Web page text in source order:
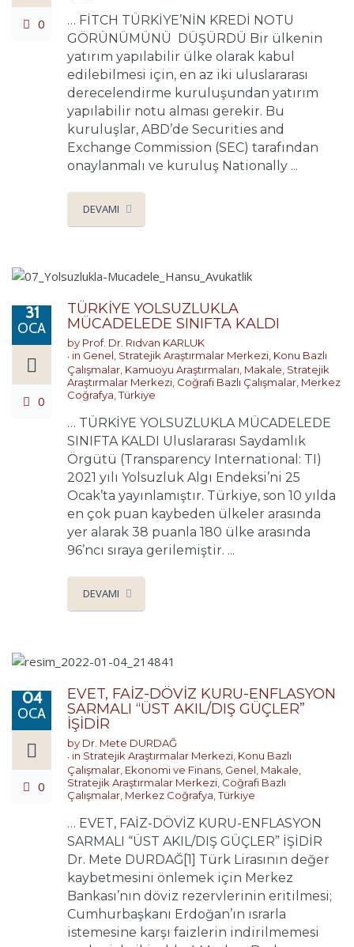
0
… FİTCH TÜRKİYE’NİN KREDİ NOTU
GÖRÜNÜMÜNÜ DÜŞÜRDÜ Bir ülkenin
yatırım yapılabilir ülke olarak kabul
edilebilmesi için, en az iki uluslararası
derecelendirme kuruluşundan yatırım
yapılabilir notu alması gerekir. Bu
kuruluşlar, ABD’de Securities and
Exchange Commission (SEC) tarafından
onaylanmalı ve kuruluş Nationally ...
DEVAMI
31
OCA
0
TÜRKİYE YOLSUZLUKLA
MÜCADELEDE SINIFTA KALDI
by Prof. Dr. Rıdvan KARLUK
in Genel, Stratejik Araştırmalar Merkezi, Konu Bazlı
Çalışmalar, Kamuoyu Araştırmaları, Makale, Stratejik
Araştırmalar Merkezi, Coğrafi Bazlı Çalışmalar, Merkez
Coğrafya,Türkiye
… TÜRKİYE YOLSUZLUKLA MÜCADELEDE
SINIFTA KALDI Uluslararası Saydamlık
Örgütü (Transparency International: TI)
2021 yılı Yolsuzluk Algı Endeksi’ni 25
Ocak’ta yayınlamıştır. Türkiye, son 10 yılda
en çok puan kaybeden ülkeler arasında
yer alarak 38 puanla 180 ülke arasında
96’ncı sıraya gerilemiştir. ...
DEVAMI
04
OCA
0
EVET, FAİZ-DÖVİZ KURU-ENFLASYON
SARMALI “ÜST AKIL/DIŞ GÜÇLER”
İŞİDİR
by Dr. Mete DURDAĞ
in Stratejik Araştırmalar Merkezi Konu Bazlı
Çalışmalar Ekonomi ve Finans Genel Makale
Stratejik Araştırmalar Merkezi Coğrafi Bazlı
Çalışmalar Merkez Coğrafya ,Türkiye
… EVET, FAİZ-DÖVİZ KURU-ENFLASYON
SARMALI “ÜST AKIL/DIŞ GÜÇLER” İŞİDİR
Dr. Mete DURDAĞ[1] Türk Lirasının değer
kaybetmesini önlemek için Merkez
Bankası’nın döviz rezervlerinin eritilmesi;
Cumhurbaşkanı Erdoğan’ın ısrarla
istemesine karşı faizlerin indirilmemesi